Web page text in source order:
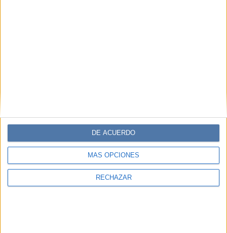
MÁS OPCIONES
RECHAZAR
DE ACUERDO